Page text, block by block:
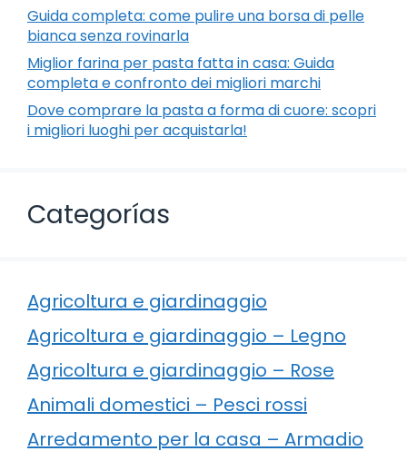
Guida completa: come pulire una borsa di pelle
bianca senza rovinarla
Miglior farina per pasta fatta in casa: Guida
completa e confronto dei migliori marchi
Dove comprare la pasta a forma di cuore: scopri
i migliori luoghi per acquistarla!
Categorías
Agricoltura e giardinaggio
Agricoltura e giardinaggio – Legno
Agricoltura e giardinaggio – Rose
Animali domestici – Pesci rossi
Arredamento per la casa – Armadio